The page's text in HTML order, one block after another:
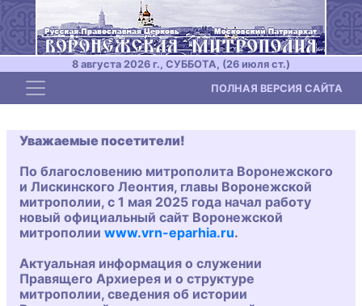
8 августа 2026 г., СУББОТА, (26 июля ст.)
Toggle navigation ПОЛНАЯ ВЕРСИЯ САЙТА
Уважаемые посетители!
По благословению митрополита Воронежского
и Лискинского Леонтия, главы Воронежской
митрополии, с 1 мая 2025 года начал работу
новый официальный сайт Воронежской
митрополии www.vrn-eparhia.ru.
Актуальная информация о служении
Правящего Архиерея и о структуре
митрополии, сведения об истории